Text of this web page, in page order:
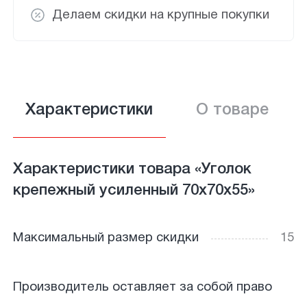
Делаем скидки на крупные покупки
Характеристики О товаре
Характеристики товара «Уголок
крепежный усиленный 70х70х55»
Максимальный размер скидки 15
Производитель оставляет за собой право